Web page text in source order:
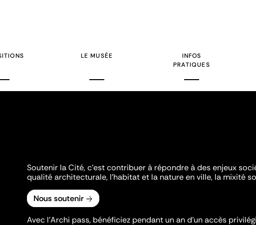
LE MUSÉE
INFOS
PRATIQUES
Soutenir la Cité, c'est contribuer à répondre à des enjeux
qualité architecturale, l'habitat et la nature en ville, la mixité
Nous soutenir
Avec l’Archi pass, bénéficiez pendant un an d’un accès